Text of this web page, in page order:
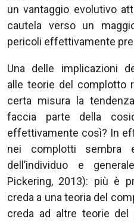
un vantaggio evolutivo
cautela verso un
pericoli effettivamente
Una delle implicazioni
alle teorie del complotto
certa misura la
faccia parte della
effettivamente così? In
nei complotti sembra
dell’individuo e
Pickering, 2013): più è
creda a una teoria del
creda ad altre teorie del